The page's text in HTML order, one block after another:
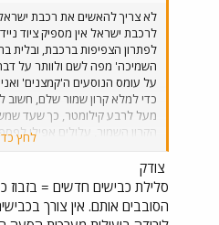
לא צריך להאשים את רכבת
לרכבת ישראל אין מספיק ציוד
לפתרון הצפיפות ברכבת, ובלית
השמיכה' מפה לשם ולוותר על
על עומס הנוסעים ה'קמצנים'
כדי למלא קרון שמור שלם, חשוב
מעל לרבע קילומטר, כך שעד
הקרון השמור, עלולים אפילו
על האחריות לזיהום אוויר,
הכבישים באיזורים הסמוכים
לתוואי רכבת ישראל בפרט,
כבישים קיימים, הקמת מחלפים,
שנוצר מאז קום המדינה!
לחץ
צודק
סלילת כבישים חדשים = בזבוז
הסובבים אותם. אין צורך